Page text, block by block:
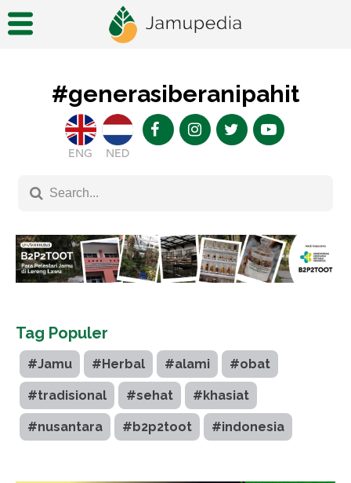
#generasiberanipahit
ENG NED
Tag Populer
#Jamu #Herbal #alami #obat
#tradisional #sehat #khasiat
#nusantara #b2p2toot #indonesia